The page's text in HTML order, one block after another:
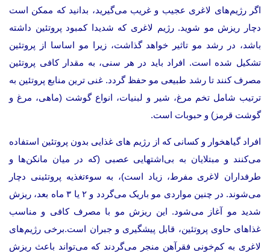
اگر رژیم‌های لاغری عجیب و غریب می‌گیرید، بدانید که ممکن است
دچار ریزش مو شوید. رژیم لاغری که شدیدا کمبود پروتئین داشته
باشد، در رشد مو تاثیر خواهد گذاشت، زیرا مو اساسا از پروتئین
تشکیل شده است. افراد باید در هر سنی، به مقدار کافی پروتئین
مصرف کنند تا رشد طبیعی مو حفظ گردد. غنی ترین منابع پروتئین به
ترتیب شامل تخم مرغ، شیر و لبنیات، انواع گوشت (ماهی، مرغ و
گوشت قرمز) و حبوبات است.
افراد گیاهخوار و کسانی که از رژیم های غذایی بدون پروتئین استفاده
می‌کنند و مبتلایان به بی‌اشتهایی عصبی (که در میان مانکن‌ها و
طرفداران لاغری مفرط، زیاد است)، به سوءتغذیه پروتئینی دچار
می‌شوند. در چنین مواردی مو باریک‌ می‌گردد و ۲ یا ۳ ماه بعد، ریزش
شدید مو آغاز می‌شود. این ریزش مو با مصرف کافی و مناسب
غذاهای حاوی پروتئین، قابل پیشگیری و جبران است.برخی رژیم‌های
لاغری به کم‌خونی فقرآهن منجر می‌گردند که می‌تواند باعث ریزش